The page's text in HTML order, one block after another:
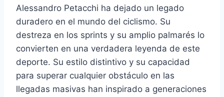
Alessandro Petacchi ha dejado un legado
duradero en el mundo del ciclismo. Su
destreza en los sprints y su amplio palmarés lo
convierten en una verdadera leyenda de este
deporte. Su estilo distintivo y su capacidad
para superar cualquier obstáculo en las
llegadas masivas han inspirado a generaciones